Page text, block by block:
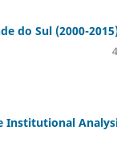
do Sul (2000-
Institutional